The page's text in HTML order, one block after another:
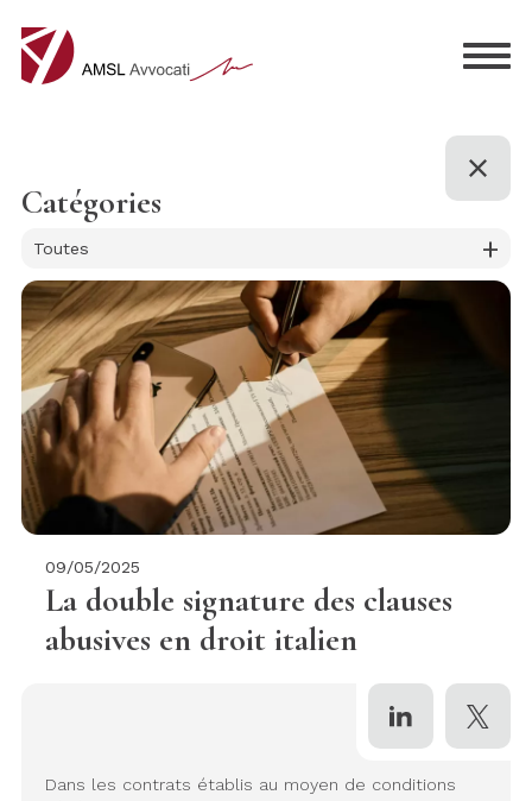
Catégories
Toutes +
09/05/2025
La double signature des clauses
abusives en droit italien
Dans les contrats établis au moyen de conditions